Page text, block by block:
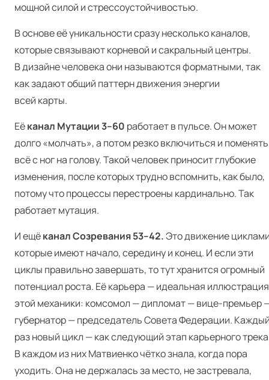
мощной силой и стрессоустойчивостью.
В основе её уникальности сразу несколько каналов,
которые связывают корневой и сакральный центры.
В дизайне человека они называются форматными, так
как задают общий паттерн движения энергии
всей карты.
Еёканал Мутации 3–60 работает в пульсе. Он может
долго «молчать», а потом резко включиться и поменять
всё с ног на голову. Такой человек приносит глубокие
изменения, после которых трудно вспомнить, как было,
потому что процессы перестроены кардинально. Так
работает мутация.
И ещёканалСозревания 53–42.Это движение
которые имеют начало, середину и конец. И если эти
циклы правильно завершать, то тут хранится огромный
потенциал роста. Её карьера — идеальная иллюстрация
этой механики: комсомол — дипломат — вице-премьер
губернатор — председатель Совета Федерации.
раз новый цикл — как следующий этап карьерного
В каждом из них Матвиенко чётко знала, когда пора
уходить. Она не держалась за место, не застревала,